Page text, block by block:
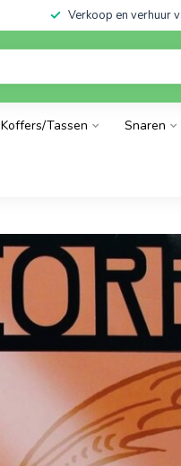
Verkoop en verhuur
Koffers/Tassen Snaren